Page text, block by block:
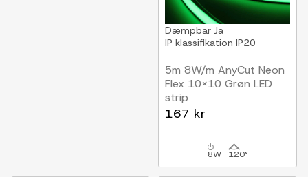
Dæmpbar Ja
IP klassifikation IP20
5m 8W/m AnyCut Neon
Flex 10x10 Grøn LED
strip
12V DC, Ingen
167 kr
8W 120°